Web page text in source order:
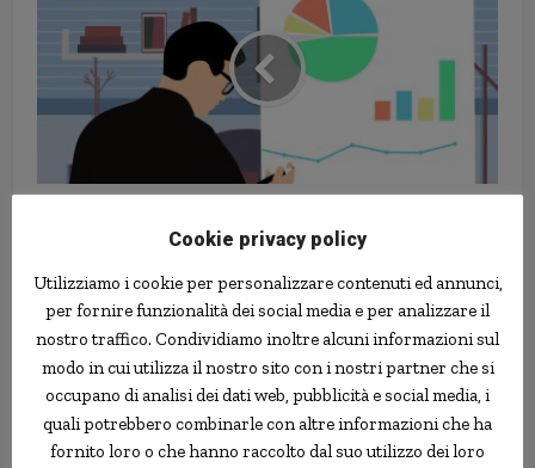
banche
Cookie privacy policy
Utilizziamo i cookie per personalizzare contenuti ed annunci,
per fornire funzionalità dei social media e per analizzare il
nostro traffico. Condividiamo inoltre alcuni informazioni sul
modo in cui utilizza il nostro sito con i nostri partner che si
occupano di analisi dei dati web, pubblicità e social media, i
quali potrebbero combinarle con altre informazioni che ha
fornito loro o che hanno raccolto dal suo utilizzo dei loro